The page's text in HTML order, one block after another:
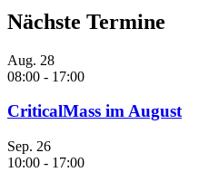
Nächste Termine
Aug. 28
08:00 - 17:00
CriticalMass im August
Sep. 26
10:00 - 17:00